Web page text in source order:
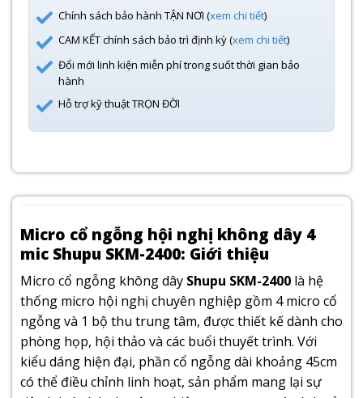
Chính sách bảo hành TẬN NƠI (xem chi tiết)
CAM KẾT chính sách bảo trì định kỳ (xem chi tiết)
Đổi mới linh kiện miễn phí trong suốt thời gian bảo
hành
Hỗ trợ kỹ thuật TRỌN ĐỜI
Micro cổ ngỗng hội nghị không dây 4
mic Shupu SKM-2400: Giới thiệu
Micro cổ ngỗng không dây Shupu SKM-2400 là hệ
thống micro hội nghị chuyên nghiệp gồm 4 micro cổ
ngỗng và 1 bộ thu trung tâm, được thiết kế dành cho
phòng họp, hội thảo và các buổi thuyết trình. Với
kiểu dáng hiện đại, phần cổ ngỗng dài khoảng 45cm
có thể điều chỉnh linh hoạt, sản phẩm mang lại sự